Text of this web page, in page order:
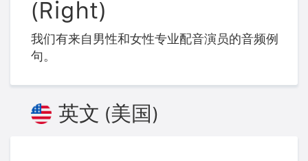
(Right)
我们有来自男性和女性专业配音演员的音频例
句。
英文 (美国)